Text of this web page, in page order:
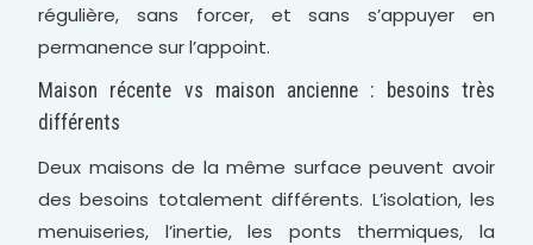
régulière, sans forcer, et sans s’appuyer en
permanence sur l’appoint.
Maison récente vs maison ancienne : besoins très
différents
Deux maisons de la même surface peuvent avoir
des besoins totalement différents. L’isolation, les
menuiseries, l’inertie, les ponts thermiques, la